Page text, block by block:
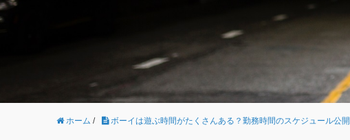
ホーム / ボーイは遊ぶ時間がたくさんある？勤務時間のスケジュール公開